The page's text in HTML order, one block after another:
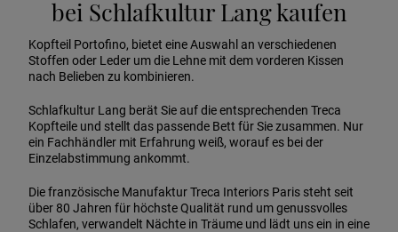
bei Schlafkultur Lang kaufen
Kopfteil Portofino, bietet eine Auswahl an verschiedenen
Stoffen oder Leder um die Lehne mit dem vorderen Kissen
nach Belieben zu kombinieren.
Schlafkultur Lang berät Sie auf die entsprechenden Treca
Kopfteile und stellt das passende Bett für Sie zusammen. Nur
ein Fachhändler mit Erfahrung weiß, worauf es bei der
Einzelabstimmung ankommt.
Die französische Manufaktur Treca Interiors Paris steht seit
über 80 Jahren für höchste Qualität rund um genussvolles
Schlafen, verwandelt Nächte in Träume und lädt uns ein in eine